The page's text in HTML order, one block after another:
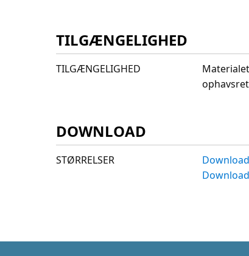
TILGÆNGELIGHED
TILGÆNGELIGHED
DOWNLOAD
STØRRELSER